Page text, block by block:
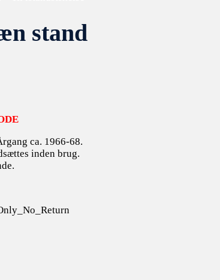
stand
ca. 1966-68.
inden brug.